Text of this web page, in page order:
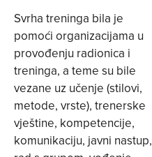
Svrha treninga bila je
pomoći organizacijama u
provođenju radionica i
treninga, a teme su bile
vezane uz učenje (stilovi,
metode, vrste), trenerske
vještine, kompetencije,
komunikaciju, javni nastup,